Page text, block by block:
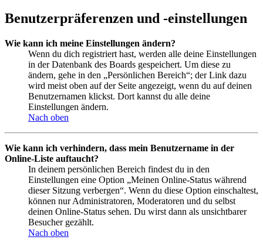
Benutzerpräferenzen und -einstellungen
Wie kann ich meine Einstellungen ändern?
Wenn du dich registriert hast, werden alle deine Einstellungen
in der Datenbank des Boards gespeichert. Um diese zu
ändern, gehe in den „Persönlichen Bereich“; der Link dazu
wird meist oben auf der Seite angezeigt, wenn du auf deinen
Benutzernamen klickst. Dort kannst du alle deine
Einstellungen ändern.
Nach oben
Wie kann ich verhindern, dass mein Benutzername in der
Online-Liste auftaucht?
In deinem persönlichen Bereich findest du in den
Einstellungen eine Option „Meinen Online-Status während
dieser Sitzung verbergen“. Wenn du diese Option einschaltest,
können nur Administratoren, Moderatoren und du selbst
deinen Online-Status sehen. Du wirst dann als unsichtbarer
Besucher gezählt.
Nach oben